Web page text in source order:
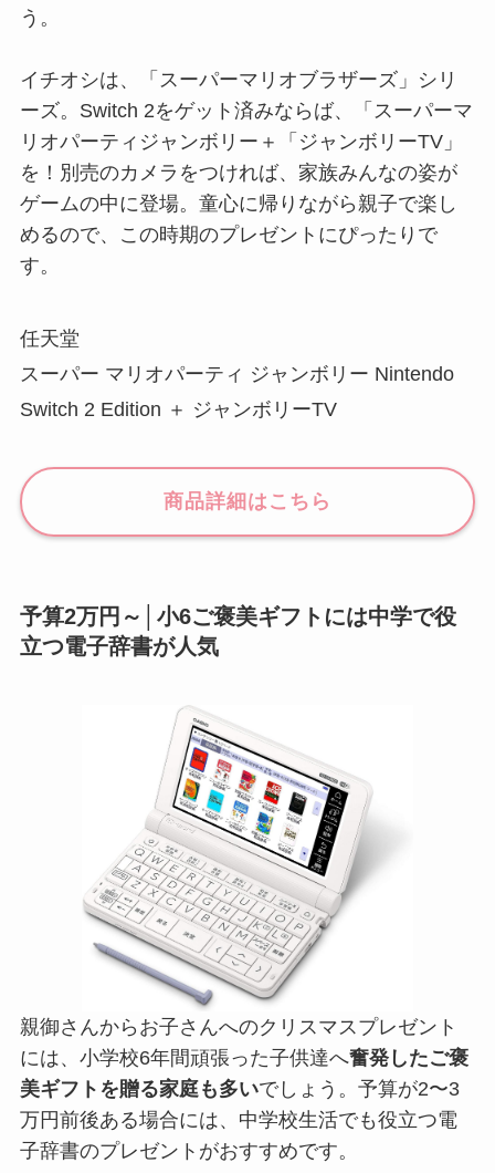
う。
イチオシは、「スーパーマリオブラザーズ」シリ
ーズ。Switch 2をゲット済みならば、「スーパーマ
リオパーティジャンボリー＋「ジャンボリーTV」
を！別売のカメラをつければ、家族みんなの姿が
ゲームの中に登場。童心に帰りながら親子で楽し
めるので、この時期のプレゼントにぴったりで
す。
任天堂
スーパー マリオパーティ ジャンボリー Nintendo
Switch 2 Edition ＋ ジャンボリーTV
商品詳細はこちら
予算2万円～│小6ご褒美ギフトには中学で役
立つ電子辞書が人気
親御さんからお子さんへのクリスマスプレゼント
には、小学校6年間頑張った子供達へ奮発したご褒
美ギフトを贈る家庭も多いでしょう。予算が2〜3
万円前後ある場合には、中学校生活でも役立つ電
子辞書のプレゼントがおすすめです。